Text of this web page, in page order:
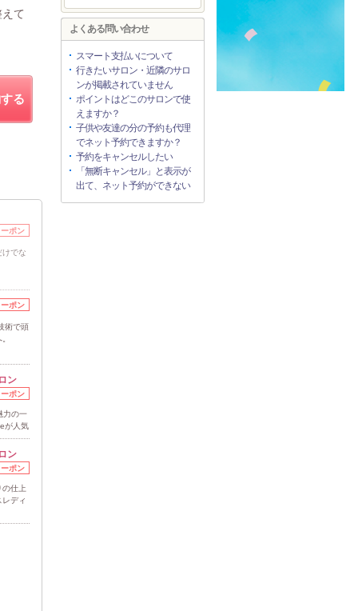
て
る
ポン
けでな
ポン
術で頭
ン
ポン
力の一
が人気
ン
ポン
仕上
ディ
よくある問い合わせ
スマート支払いについて
行きたいサロン・近隣のサロ
ンが掲載されていません
ポイントはどこのサロンで使
えますか？
子供や友達の分の予約も代理
でネット予約できますか？
予約をキャンセルしたい
「無断キャンセル」と表示が
出て、ネット予約ができない